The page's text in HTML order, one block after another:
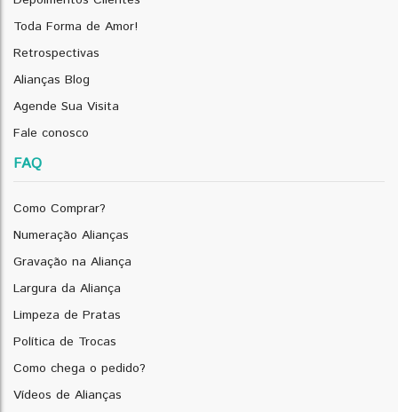
Toda Forma de Amor!
Retrospectivas
Alianças Blog
Agende Sua Visita
Fale conosco
FAQ
Como Comprar?
Numeração Alianças
Gravação na Aliança
Largura da Aliança
Limpeza de Pratas
Política de Trocas
Como chega o pedido?
Vídeos de Alianças